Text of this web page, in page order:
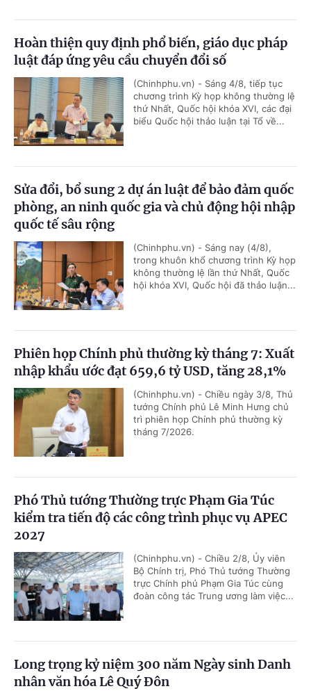
Hoàn thiện quy định phổ biến, giáo dục pháp
luật đáp ứng yêu cầu chuyển đổi số
(Chinhphu.vn) - Sáng 4/8, tiếp tục
chương trình Kỳ họp không thường lệ
thứ Nhất, Quốc hội khóa XVI, các đại
biểu Quốc hội thảo luận tại Tổ về...
Sửa đổi, bổ sung 2 dự án luật để bảo đảm quốc
phòng, an ninh quốc gia và chủ động hội nhập
quốc tế sâu rộng
(Chinhphu.vn) - Sáng nay (4/8),
trong khuôn khổ chương trình Kỳ họp
không thường lệ lần thứ Nhất, Quốc
hội khóa XVI, Quốc hội đã thảo luận...
Phiên họp Chính phủ thường kỳ tháng 7: Xuất
nhập khẩu ước đạt 659,6 tỷ USD, tăng 28,1%
(Chinhphu.vn) - Chiều ngày 3/8, Thủ
tướng Chính phủ Lê Minh Hưng chủ
trì phiên họp Chính phủ thường kỳ
tháng 7/2026.
Phó Thủ tướng Thường trực Phạm Gia Túc
kiểm tra tiến độ các công trình phục vụ APEC
2027
(Chinhphu.vn) - Chiều 2/8, Ủy viên
Bộ Chính trị, Phó Thủ tướng Thường
trực Chính phủ Phạm Gia Túc cùng
đoàn công tác Trung ương làm việc...
Long trọng kỷ niệm 300 năm Ngày sinh Danh
nhân văn hóa Lê Quý Đôn